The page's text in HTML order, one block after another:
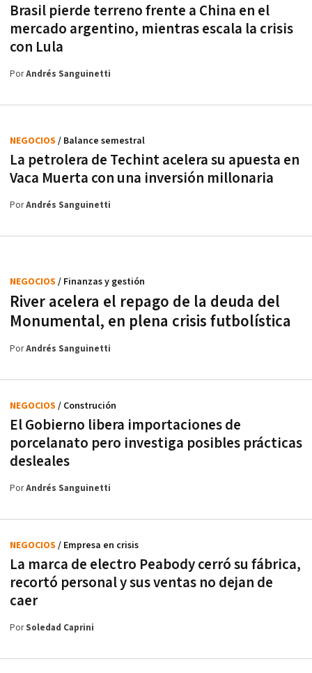
Brasil pierde terreno frente a China en el
mercado argentino, mientras escala la crisis
con Lula
PorAndrés Sanguinetti
La petrolera de Techint acelera su apuesta en
Vaca Muerta con una inversión millonaria
NEGOCIOS / Balance semestral
PorAndrés Sanguinetti
River acelera el repago de la deuda del
Monumental, en plena crisis futbolística
NEGOCIOS / Finanzas y gestión
PorAndrés Sanguinetti
El Gobierno libera importaciones de
porcelanato pero investiga posibles prácticas
desleales
NEGOCIOS / Construción
PorAndrés Sanguinetti
La marca de electro Peabody cerró su fábrica,
recortó personal y sus ventas no dejan de
caer
NEGOCIOS / Empresa en crisis
PorSoledad Caprini